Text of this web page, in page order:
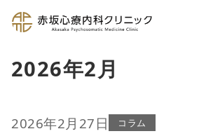
ン
ン
2026年2月
2026年2月27日 コラム